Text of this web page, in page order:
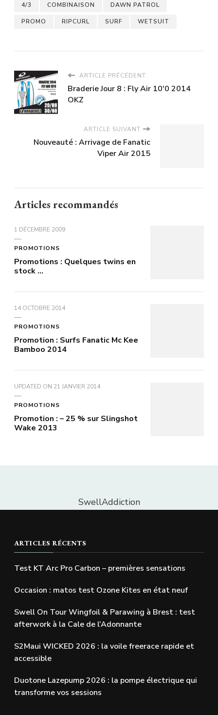
4/3 COMBINAISON DAWN PATROL
PROMO RIPCURL SURF WETSUIT
ARTICLE PRÉCÉDENT
Braderie Jour 8 : Fly Air 10'0 2014
OKZ
ARTICLE SUIVANT
Nouveauté : Arrivage de Fanatic
Viper Air 2015
Articles recommandés
1 DÉCEMBRE 2009
PROMOTIONS
Promotions : Quelques twins en
stock …
14 OCTOBRE 2014
PROMOTIONS
Promotion : Surfs Fanatic Mc Kee
Bamboo 2014
UPDATED ON 21 JANVIER 2014
PROMOTIONS
Promotion : – 25 % sur Slingshot
Wake 2013
SwellAddiction
ARTICLES RÉCENTS
Test KT Arc Pro Carbon – premières sensations
Occasion : matos test Ozone Kites en état neuf
Swell On Tour Wingfoil & Parawing à Brest : test
afterwork à la Cale de l’Adonnante
S2Maui WICKED 2026 : la voile freerace rapide et
accessible
Duotone Lazepump 2026 : la pompe électrique qui
transforme vos sessions